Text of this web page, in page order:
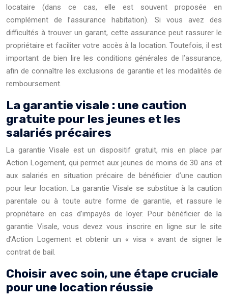
locataire (dans ce cas, elle est souvent proposée en
complément de l’assurance habitation). Si vous avez des
difficultés à trouver un garant, cette assurance peut rassurer le
propriétaire et faciliter votre accès à la location. Toutefois, il est
important de bien lire les conditions générales de l’assurance,
afin de connaître les exclusions de garantie et les modalités de
remboursement.
La garantie visale : une caution
gratuite pour les jeunes et les
salariés précaires
La garantie Visale est un dispositif gratuit, mis en place par
Action Logement, qui permet aux jeunes de moins de 30 ans et
aux salariés en situation précaire de bénéficier d’une caution
pour leur location. La garantie Visale se substitue à la caution
parentale ou à toute autre forme de garantie, et rassure le
propriétaire en cas d’impayés de loyer. Pour bénéficier de la
garantie Visale, vous devez vous inscrire en ligne sur le site
d’Action Logement et obtenir un « visa » avant de signer le
contrat de bail.
Choisir avec soin, une étape cruciale
pour une location réussie